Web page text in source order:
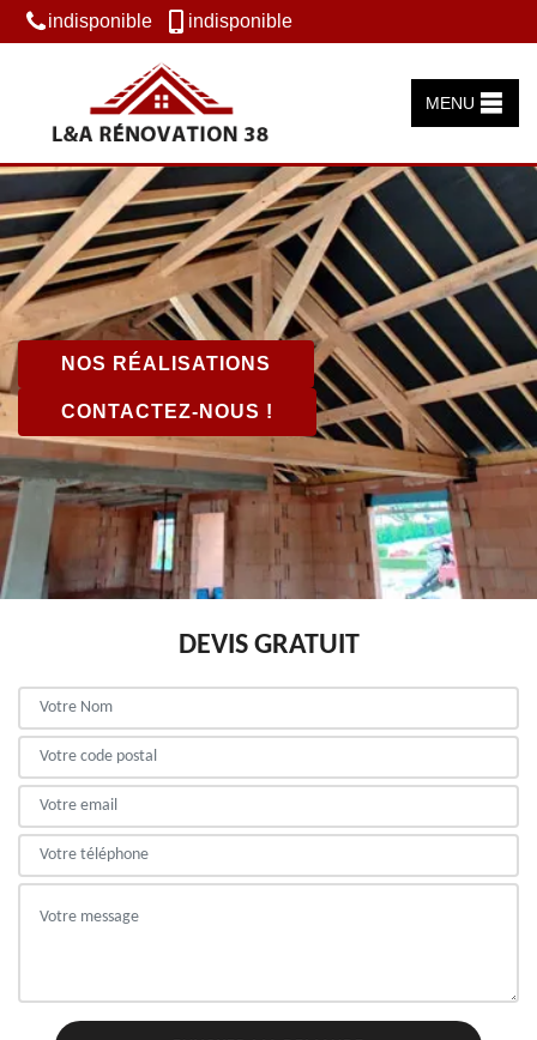
indisponible indisponible
MENU
NOS RÉALISATIONS
CONTACTEZ-NOUS !
DEVIS GRATUIT